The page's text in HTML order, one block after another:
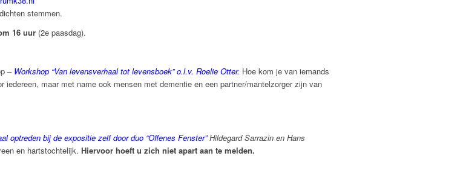
stemmen.
16 uur (2e paasdag).
– Workshop “Van levensverhaal tot levensboek” o.l.v. Roelie Otter. Hoe kom je van iemands
maar met name ook mensen met dementie en een partner/mantelzorger zijn van
optreden bij de expositie zelf door duo “Offenes Fenster” Hildegard Sarrazin en Hans
en hartstochtelijk. Hiervoor hoeft u zich niet apart aan te melden.